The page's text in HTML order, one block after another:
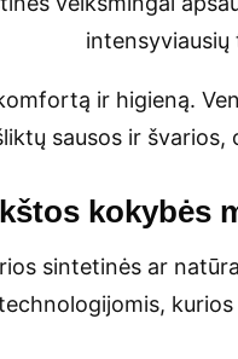
ir higieną.
sausos ir
kokybės
sintetinės ar